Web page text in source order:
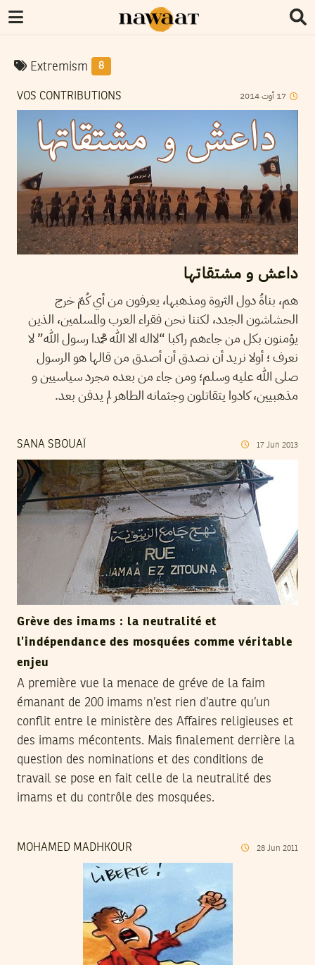
Extremism 8
VOS CONTRIBUTIONS 17 أوت2014
داعش و مشتقاتها
هم، بناةُ دول الثروة ومذهبها، يعرفون من أي كُمّ خرج
الحشاشون الجدد، لكننا نحن فقراء العرب والمسلمين، الذين
يؤمنون بكل من جاءهم راكبا “لااله الا الله محمدا رسول الله” لا
نعرف ؛ أولا نريد أن نصدق أن أصدق من قالها هو الرسول
صلى الله عليه وسلم؛ ومن جاء من بعده مجرد سياسيين و
مذهبيين، كادوا يتقاتلون وجثمانه الطاهر لم يدفن بعد.
SANA SBOUAÏ 17 Jun 2013
Grève des imams : la neutralité et
l’indépendance des mosquées comme véritable
enjeu
A première vue la menace de gréve de la faim
émanant de 200 imams n’est rien d’autre qu’un
conflit entre le ministère des Affaires religieuses et
des imams mécontents. Mais finalement derrière la
question des nominations et des conditions de
travail se pose en fait celle de la neutralité des
imams et du contrôle des mosquées.
MOHAMED MADHKOUR 28 Jun 2011